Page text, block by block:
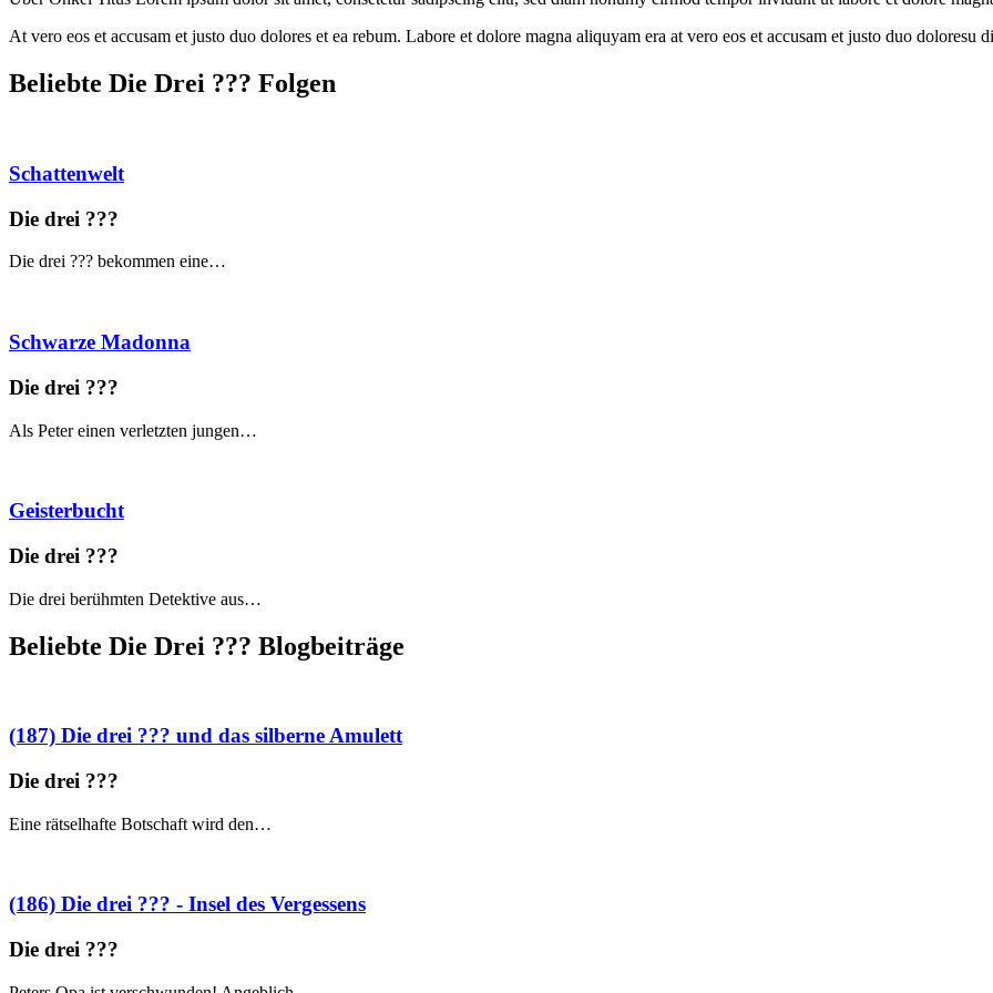
At vero eos et accusam et justo duo dolores et ea rebum. Labore et dolore magna aliquyam era at vero eos et accusam et justo duo doloresu
Beliebte Die Drei ??? Folgen
Schattenwelt
Die drei ???
Die drei ??? bekommen eine…
Schwarze Madonna
Die drei ???
Als Peter einen verletzten jungen…
Geisterbucht
Die drei ???
Die drei berühmten Detektive aus…
Beliebte Die Drei ??? Blogbeiträge
(187) Die drei ??? und das silberne Amulett
Die drei ???
Eine rätselhafte Botschaft wird den…
(186) Die drei ??? - Insel des Vergessens
Die drei ???